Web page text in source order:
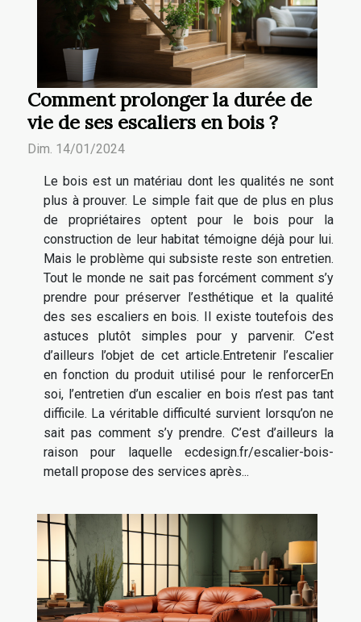
Comment prolonger la durée de
vie de ses escaliers en bois ?
Dim. 14/01/2024
Le bois est un matériau dont les qualités ne sont
plus à prouver. Le simple fait que de plus en plus
de propriétaires optent pour le bois pour la
construction de leur habitat témoigne déjà pour lui.
Mais le problème qui subsiste reste son entretien.
Tout le monde ne sait pas forcément comment s’y
prendre pour préserver l’esthétique et la qualité
des ses escaliers en bois. Il existe toutefois des
astuces plutôt simples pour y parvenir. C’est
d’ailleurs l’objet de cet article.Entretenir l’escalier
en fonction du produit utilisé pour le renforcerEn
soi, l’entretien d’un escalier en bois n’est pas tant
difficile. La véritable difficulté survient lorsqu’on ne
sait pas comment s’y prendre. C’est d’ailleurs la
raison pour laquelle ecdesign.fr/escalier-bois-
metall propose des services après...